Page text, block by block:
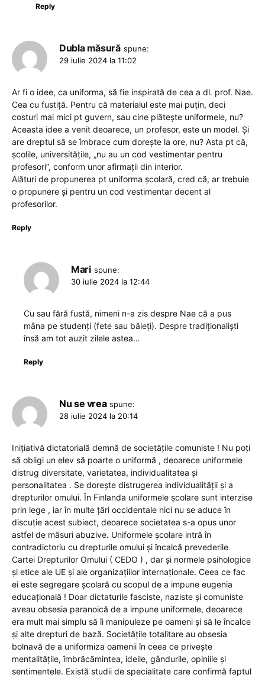
Reply
Dubla măsură spune:
29 iulie 2024 la 11:02
Ar fi o idee, ca uniforma, să fie inspirată de cea a dl. prof. Nae.
Cea cu fustiță. Pentru că materialul este mai puțin, deci
costuri mai mici pt guvern, sau cine plătește uniformele, nu?
Aceasta idee a venit deoarece, un profesor, este un model. Și
are dreptul să se îmbrace cum dorește la ore, nu? Asta pt că,
școlile, universitățile, „nu au un cod vestimentar pentru
profesori”, conform unor afirmații din interior.
Alături de propunerea pt uniforma școlară, cred că, ar trebuie
o propunere și pentru un cod vestimentar decent al
profesorilor.
Reply
Mari spune:
30 iulie 2024 la 12:44
Cu sau fără fustă, nimeni n-a zis despre Nae că a pus
mâna pe studenți (fete sau băieți). Despre tradiționaliști
însă am tot auzit zilele astea…
Reply
Nu se vrea spune:
28 iulie 2024 la 20:14
Inițiativă dictatorială demnă de societățile comuniste ! Nu poți
să obligi un elev să poarte o uniformă , deoarece uniformele
distrug diversitate, varietatea, individualitatea și
personalitatea . Se dorește distrugerea individualității și a
drepturilor omului. În Finlanda uniformele școlare sunt interzise
prin lege , iar în multe țări occidentale nici nu se aduce în
discuție acest subiect, deoarece societatea s-a opus unor
astfel de măsuri abuzive. Uniformele școlare intră în
contradictoriu cu drepturile omului și încalcă prevederile
Cartei Drepturilor Omului ( CEDO ) , dar și normele psihologice
și etice ale UE și ale organizațiilor internaționale. Ceea ce fac
ei este segregare școlară cu scopul de a impune eugenia
educațională ! Doar dictaturile fasciste, naziste și comuniste
aveau obsesia paranoică de a impune uniformele, deoarece
era mult mai simplu să îi manipuleze pe oameni și să le încalce
și alte drepturi de bază. Societățile totalitare au obsesia
bolnavă de a uniformiza oamenii în ceea ce privește
mentalitățile, îmbrăcămintea, ideile, gândurile, opiniile și
sentimentele. Există studii de specialitate care confirmă faptul